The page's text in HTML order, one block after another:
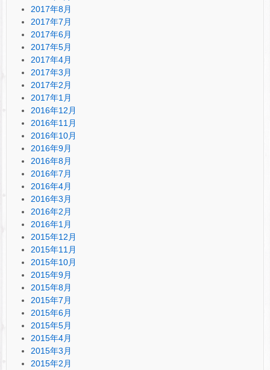
2017年8月
2017年7月
2017年6月
2017年5月
2017年4月
2017年3月
2017年2月
2017年1月
2016年12月
2016年11月
2016年10月
2016年9月
2016年8月
2016年7月
2016年4月
2016年3月
2016年2月
2016年1月
2015年12月
2015年11月
2015年10月
2015年9月
2015年8月
2015年7月
2015年6月
2015年5月
2015年4月
2015年3月
2015年2月